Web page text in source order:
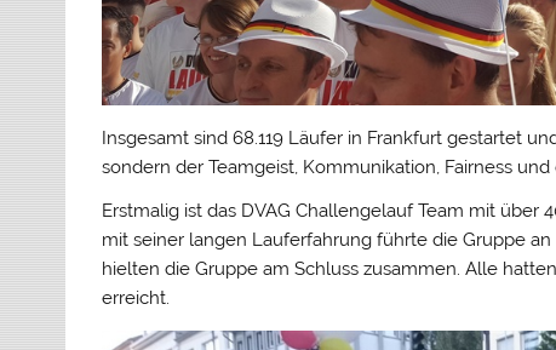
Insgesamt sind 68.119 Läufer in Frankfurt gestartet
sondern der Teamgeist, Kommunikation, Fairness und
Erstmalig ist das DVAG Challengelauf Team mit
mit seiner langen Lauferfahrung führte die Gruppe
hielten die Gruppe am Schluss zusammen. Alle
erreicht.